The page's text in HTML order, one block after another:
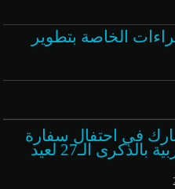
الخاصة بتطوير
في احتفال سفارة
المملكة المغربية بالذكرى الـ27 لعيد